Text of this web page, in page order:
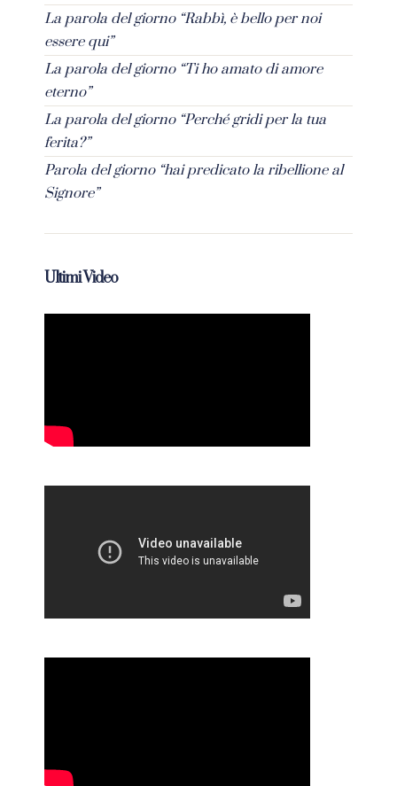
La parola del giorno “Rabbì, è bello per noi
essere qui”
La parola del giorno “Ti ho amato di amore
eterno”
La parola del giorno “Perché gridi per la tua
ferita?”
Parola del giorno “hai predicato la ribellione al
Signore”
Ultimi Video